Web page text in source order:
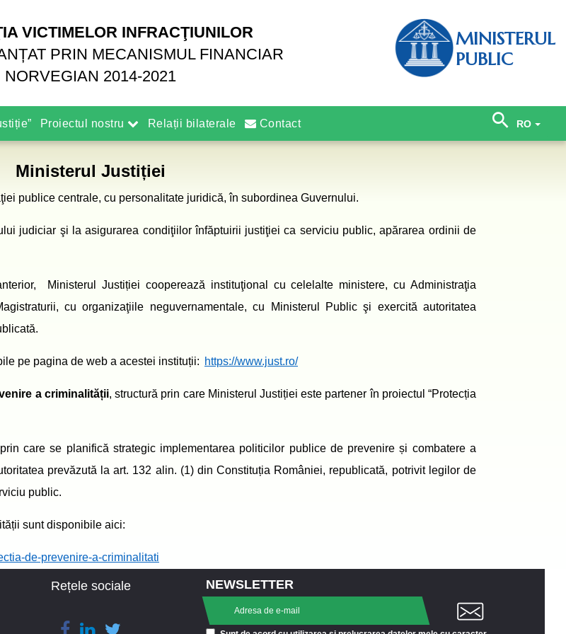
VICTIMELOR INFRACŢIUNILOR
PRIN MECANISMUL FINANCIAR
NORVEGIAN 2014-2021
MINISTERUL
PUBLIC
Proiectul nostru Relații bilaterale Contact RO
Ministerul Justiției
publice centrale, cu personalitate juridică, în subordinea Guvernului.
judiciar şi la asigurarea condiţiilor înfăptuirii justiţiei ca serviciu public, apărarea ordinii de
Ministerul Justiției cooperează instituţional cu celelalte ministere, cu Administraţia
cu organizaţiile neguvernamentale, cu Ministerul Public şi exercită autoritatea
pe pagina de web a acestei instituții: https://www.just.ro/
a criminalității, structură prin care Ministerul Justiției este partener în proiectul“Protecția
care se planifică strategic implementarea politicilor publice de prevenire și combatere a
prevăzută la art. 132 alin. (1) din Constituția României, republicată, potrivit legilor de
public.
sunt disponibile aici:
de-prevenire-a-criminalitati
Rețele sociale NEWSLETTER